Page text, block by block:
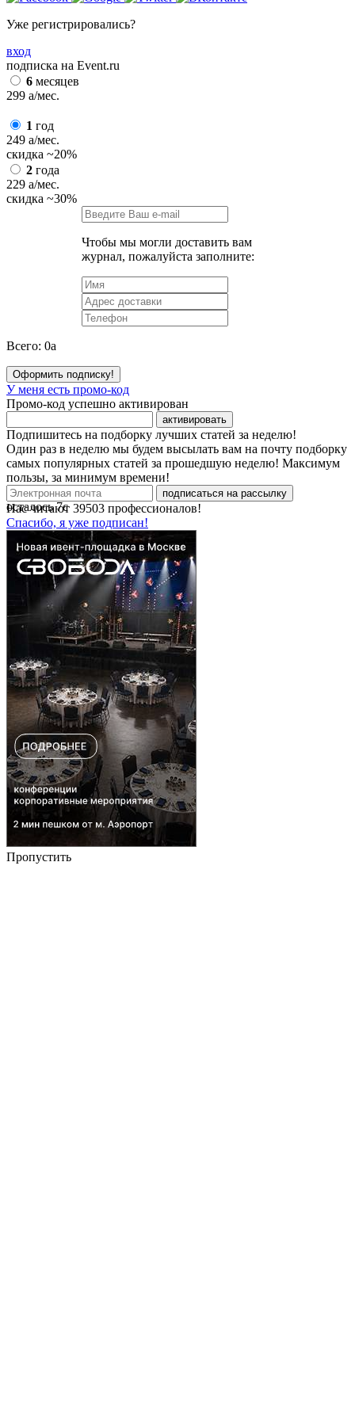
Уже регистрировались?
вход
подписка на Event.ru
6 месяцев
299 a/мес.
1 год
249 a/мес.
скидка ~20%
2 года
229 a/мес.
скидка ~30%
Чтобы мы могли доставить вам
журнал, пожалуйста заполните:
Всего: 0a
Оформить подписку!
У меня есть промо-код
Промо-код успешно активирован
активировать
Подпишитесь на подборку лучших статей за неделю!
Один раз в неделю мы будем высылать вам на почту подборку
самых популярных статей за прошедшую неделю! Максимум
пользы, за минимум времени!
подписаться на рассылку
Нас читают 39503 профессионалов!
Спасибо, я уже подписан!
осталось7с
Пропустить